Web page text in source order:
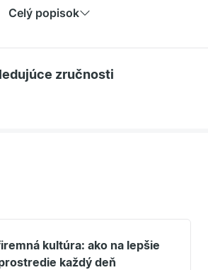
a eliminovať toxické správanie,
tak, aby podporovala dôveru
ktorý posilňuje vzťahy
talenty a podporuje dlhodobý
Celý popisok
zručnosti
kultúra: ako na lepšie
každý deň